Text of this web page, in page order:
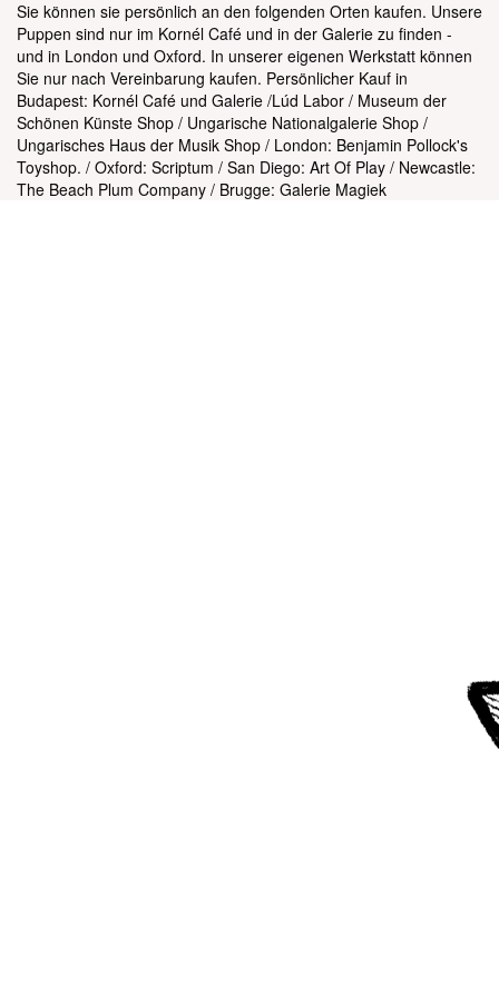
Sie können sie persönlich an den folgenden Orten kaufen. Unsere
Puppen sind nur im Kornél Café und in der Galerie zu finden -
und in London und Oxford. In unserer eigenen Werkstatt können
Sie nur nach Vereinbarung kaufen. Persönlicher Kauf in
Budapest: Kornél Café und Galerie /Lúd Labor / Museum der
Schönen Künste Shop / Ungarische Nationalgalerie Shop /
Ungarisches Haus der Musik Shop / London: Benjamin Pollock's
Toyshop. / Oxford: Scriptum / San Diego: Art Of Play / Newcastle:
The Beach Plum Company / Brugge: Galerie Magiek